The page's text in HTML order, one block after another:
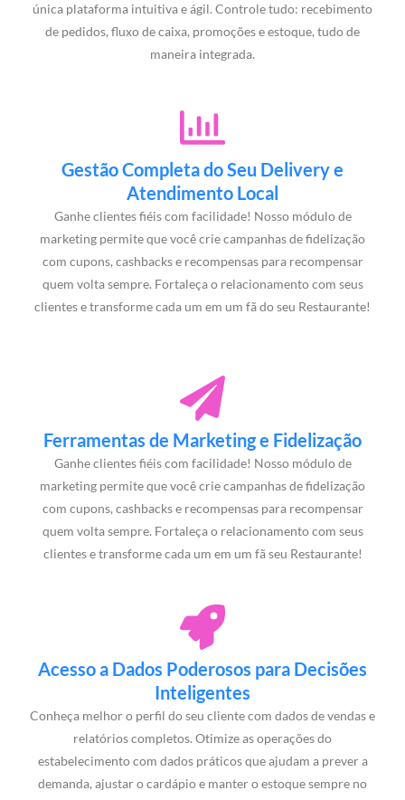
única plataforma intuitiva e ágil. Controle tudo: recebimento
de pedidos, fluxo de caixa, promoções e estoque, tudo de
maneira integrada.
Gestão Completa do Seu Delivery e
Atendimento Local
Ganhe clientes fiéis com facilidade! Nosso módulo de
marketing permite que você crie campanhas de fidelização
com cupons, cashbacks e recompensas para recompensar
quem volta sempre. Fortaleça o relacionamento com seus
clientes e transforme cada um em um fã do seu Restaurante!
Ferramentas de Marketing e Fidelização
Ganhe clientes fiéis com facilidade! Nosso módulo de
marketing permite que você crie campanhas de fidelização
com cupons, cashbacks e recompensas para recompensar
quem volta sempre. Fortaleça o relacionamento com seus
clientes e transforme cada um em um fã seu Restaurante!
Acesso a Dados Poderosos para Decisões
Inteligentes
Conheça melhor o perfil do seu cliente com dados de vendas e
relatórios completos. Otimize as operações do
estabelecimento com dados práticos que ajudam a prever a
demanda, ajustar o cardápio e manter o estoque sempre no